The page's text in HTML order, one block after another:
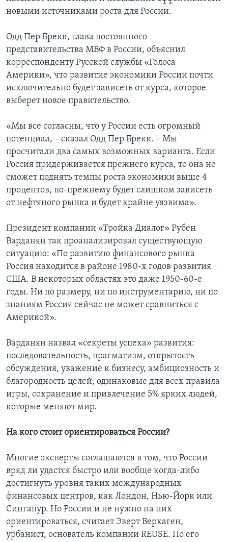
новыми источниками роста для России.
Одд Пер Брекк, глава постоянного
представительства МВФ в России, объяснил
корреспонденту Русской службы «Голоса
Америки», что развитие экономики России почти
исключительно будет зависеть от курса, которое
выберет новое правительство.
«Мы все согласны, что у России есть огромный
потенциал, – сказал Одд Пер Брекк. – Мы
просчитали два самых возможных варианта. Если
Россия придерживается прежнего курса, то она не
сможет поднять темпы роста экономики выше 4
процентов, по-прежнему будет слишком зависеть
от нефтяного рынка и будет крайне уязвима».
Президент компании «Тройка Диалог» Рубен
Варданян так проанализировал существующую
ситуацию: «По развитию финансового рынка
Россия находится в районе 1980-х годов развития
США. В некоторых областях это даже 1950-60-е
годы. Ни по размеру, ни по инструментарию, ни по
знаниям Россия сейчас не может сравниться с
Америкой».
Варданян назвал «секреты успеха» развития:
последовательность, прагматизм, открытость
обсуждения, уважение к бизнесу, амбициозность и
благородность целей, одинаковые для всех правила
игры, сохранение и привлечение 5% ярких людей,
которые меняют мир.
На кого стоит ориентироваться России?
Многие эксперты соглашаются в том, что России
вряд ли удастся быстро или вообще когда-либо
достигнуть уровня таких международных
финансовых центров, как Лондон, Нью-Йорк или
Сингапур. Но России и не нужно на них
ориентироваться, считает Эверт Верхаген,
урбанист, основатель компании REUSE. По его